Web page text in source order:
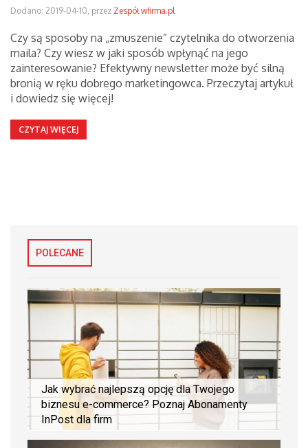
Dodano: 2019-04-10, przez Zespół wfirma.pl
Czy są sposoby na „zmuszenie” czytelnika do otworzenia
maila? Czy wiesz w jaki sposób wpłynąć na jego
zainteresowanie? Efektywny newsletter może być silną
bronią w ręku dobrego marketingowca. Przeczytaj artykuł
i dowiedz się więcej!
CZYTAJ WIĘCEJ
POLECANE
Jak wybrać najlepszą opcję dla Twojego
biznesu e-commerce? Poznaj Abonamenty
InPost dla firm